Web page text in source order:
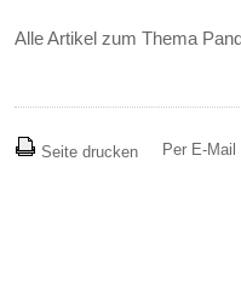
Alle Artikel zum Thema
Seite drucken Per E-